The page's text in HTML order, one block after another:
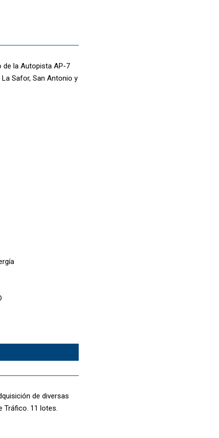
de la Autopista AP-7
La Safor, San Antonio y
de diversas
Tráfico. 11 lotes.